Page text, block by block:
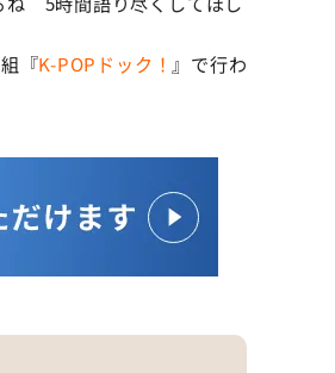
『K-POPドック！ 』で行わ